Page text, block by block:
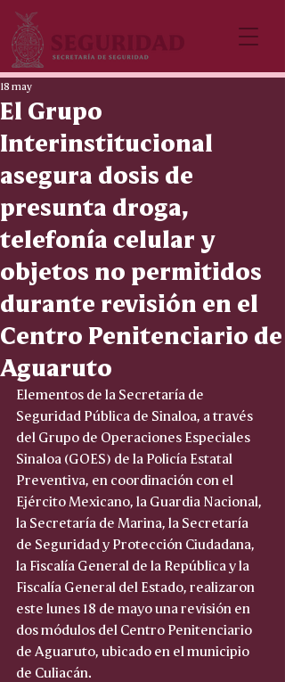
El Grupo
Interinstitucional
asegura dosis de
presunta droga,
telefonía celular y
objetos no permitidos
durante revisión en el
Centro Penitenciario de
Aguaruto
18 may
Elementos de la Secretaría de
Seguridad Pública de Sinaloa, a través
del Grupo de Operaciones Especiales
Sinaloa (GOES) de la Policía Estatal
Preventiva, en coordinación con el
Ejército Mexicano, la Guardia Nacional,
la Secretaría de Marina, la Secretaría
de Seguridad y Protección Ciudadana,
la Fiscalía General de la República y la
Fiscalía General del Estado, realizaron
este lunes 18 de mayo una revisión en
dos módulos del Centro Penitenciario
de Aguaruto, ubicado en el municipio
de Culiacán.